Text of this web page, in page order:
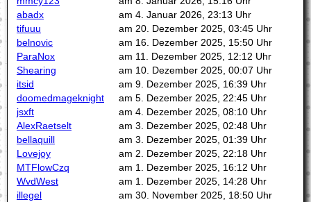
abadx
am 4. Januar 2026, 23:13 Uhr
tifuuu
am 20. Dezember 2025, 03:45 Uhr
belnovic
am 16. Dezember 2025, 15:50 Uhr
ParaNox
am 11. Dezember 2025, 12:12 Uhr
Shearing
am 10. Dezember 2025, 00:07 Uhr
itsid
am 9. Dezember 2025, 16:39 Uhr
doomedmageknight
am 5. Dezember 2025, 22:45 Uhr
jsxft
am 4. Dezember 2025, 08:10 Uhr
AlexRaetselt
am 3. Dezember 2025, 02:48 Uhr
bellaquill
am 3. Dezember 2025, 01:39 Uhr
Lovejoy
am 2. Dezember 2025, 22:18 Uhr
MTFlowCzq
am 1. Dezember 2025, 16:12 Uhr
WvdWest
am 1. Dezember 2025, 14:28 Uhr
illegel
am 30. November 2025, 18:50 Uhr